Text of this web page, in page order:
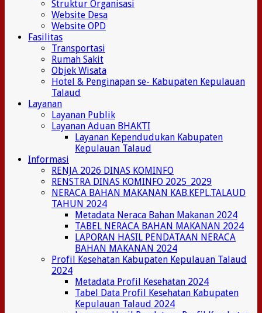
Struktur Organisasi
Website Desa
Website OPD
Fasilitas
Transportasi
Rumah Sakit
Objek Wisata
Hotel & Penginapan se- Kabupaten Kepulauan
Talaud
Layanan
Layanan Publik
Layanan Aduan BHAKTI
Layanan Kependudukan Kabupaten
Kepulauan Talaud
Informasi
RENJA 2026 DINAS KOMINFO
RENSTRA DINAS KOMINFO 2025_2029
NERACA BAHAN MAKANAN KAB.KEPL.TALAUD
TAHUN 2024
Metadata Neraca Bahan Makanan 2024
TABEL NERACA BAHAN MAKANAN 2024
LAPORAN HASIL PENDATAAN NERACA
BAHAN MAKANAN 2024
Profil Kesehatan Kabupaten Kepulauan Talaud
2024
Metadata Profil Kesehatan 2024
Tabel Data Profil Kesehatan Kabupaten
Kepulauan Talaud 2024